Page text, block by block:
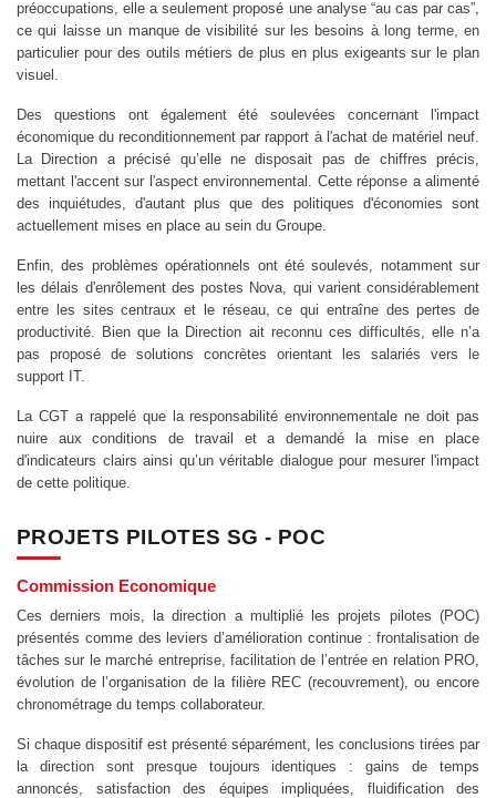
préoccupations, elle a seulement proposé une analyse “au cas par cas”,
ce qui laisse un manque de visibilité sur les besoins à long terme, en
particulier pour des outils métiers de plus en plus exigeants sur le plan
visuel.
Des questions ont également été soulevées concernant l'impact
économique du reconditionnement par rapport à l'achat de matériel neuf.
La Direction a précisé qu’elle ne disposait pas de chiffres précis,
mettant l'accent sur l'aspect environnemental. Cette réponse a alimenté
des inquiétudes, d'autant plus que des politiques d'économies sont
actuellement mises en place au sein du Groupe.
Enfin, des problèmes opérationnels ont été soulevés, notamment sur
les délais d'enrôlement des postes Nova, qui varient considérablement
entre les sites centraux et le réseau, ce qui entraîne des pertes de
productivité. Bien que la Direction ait reconnu ces difficultés, elle n’a
pas proposé de solutions concrètes orientant les salariés vers le
support IT.
La CGT a rappelé que la responsabilité environnementale ne doit pas
nuire aux conditions de travail et a demandé la mise en place
d'indicateurs clairs ainsi qu’un véritable dialogue pour mesurer l'impact
de cette politique.
PROJETS PILOTES SG - POC
Commission Economique
Ces derniers mois, la direction a multiplié les projets pilotes (POC)
présentés comme des leviers d’amélioration continue : frontalisation de
tâches sur le marché entreprise, facilitation de l’entrée en relation PRO,
évolution de l’organisation de la filière REC (recouvrement), ou encore
chronométrage du temps collaborateur.
Si chaque dispositif est présenté séparément, les conclusions tirées par
la direction sont presque toujours identiques : gains de temps
annoncés, satisfaction des équipes impliquées, fluidification des